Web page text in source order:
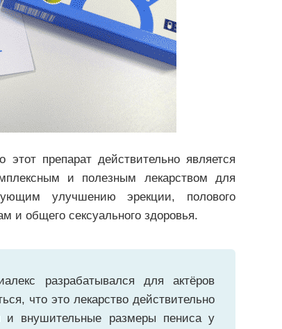
препарат действительно является
и полезным лекарством для
улучшению эрекции, полового
и общего сексуального здоровья.
разрабатывался для актёров
что это лекарство действительно
и внушительные размеры пениса у